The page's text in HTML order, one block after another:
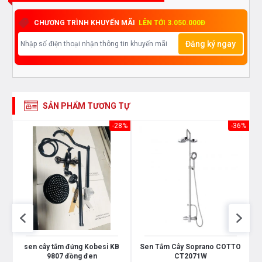
Các vị trí thoát nước được đặt lưới thoát chia
nước đều, tia nước dịu nhẹ massage, sảng
khoái khi sử dụng.
CHƯƠNG TRÌNH KHUYẾN MÃI LÊN TỚI 3.050.000Đ
Đăng ký ngay
SẢN PHẨM TƯƠNG TỰ
-28%
sen cây tắm đứng Kobesi KB
9807 đồng đen
-36%
Sen Tắm Cây Soprano COTTO
CT2071W